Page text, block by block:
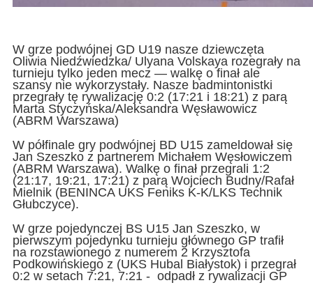
W grze podwójnej GD U19 nasze dziewczęta
Oliwia Niedźwiedzka/ Ulyana Volskaya rozegrały na
turnieju tylko jeden mecz — walkę o finał ale
szansy nie wykorzystały. Nasze badmintonistki
przegrały tę rywalizację 0:2 (17:21 i 18:21) z parą
Marta Styczyńska/Aleksandra Węsławowicz
(ABRM Warszawa)
W półfinale gry podwójnej BD U15 zameldował się
Jan Szeszko z partnerem Michałem Węsłowiczem
(ABRM Warszawa). Walkę o finał przegrali 1:2
(21:17, 19:21, 17:21) z parą Wojciech Budny/Rafał
Mielnik (BENINCA UKS Feniks K-K/LKS Technik
Głubczyce).
W grze pojedynczej BS U15 Jan Szeszko, w
pierwszym pojedynku turnieju głównego GP trafił
na rozstawionego z numerem 2 Krzysztofa
Podkowińskiego z (UKS Hubal Białystok) i przegrał
0:2 w setach 7:21, 7:21 - odpadł z rywalizacji GP